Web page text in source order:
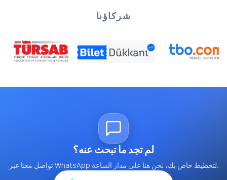
شركاؤنا
لم تجد ما تبحث عنه؟
تواصل معنا عبر WhatsApp لتخطيط خاص بك، نحن هنا على مدار الساعة.